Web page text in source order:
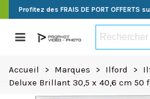
Profitez des FRAIS DE PORT OFFERTS
Accueil > Marques > Ilford >
Deluxe Brillant 30,5 x 40,6 cm 50